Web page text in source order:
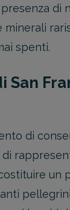
di
spenti.
San
di
un